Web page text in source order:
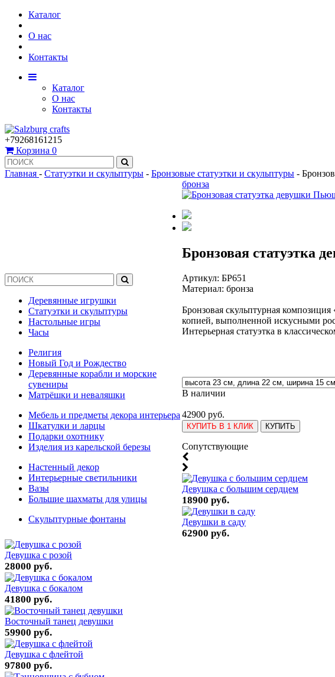
Каталог
О нас
Контакты
Каталог
О нас
Контакты
+79268161215
Корзина 0
Главная - Статуэтки и скульптуры - Бронзовые статуэтки и скульптуры -
Деревянные игрушки
Статуэтки и скульптуры
Настольные игры
Часы
Религия
Новый Год и Рождество
Деревянные корабли и морские
сувениры
Матрёшки и неваляшки
Мебель и предметы декора интерьера
Шкатулки и ларцы
Подарки охотнику
Изделия из карельской березы
Настенный декор
Интерьерные светильники
Вазы
Большие шахматы для улицы
Скульптурные фонтаны
бронза
Бронзовая статуэтка
Артикул: БР651
Материал: бронза
Бронзовая скульптурная
копией, выполненной искусными
Интерьерная статуэтка в
В наличии
42900 руб.
КУПИТЬ В 1 КЛИК КУПИТЬ
Cопутствующие
Девушка с большим сердцем
18900 руб.
Девушки в саду
62900 руб.
Девушка с розой
28000 руб.
Девушка с бокалом
41800 руб.
Восточный танец девушки
59900 руб.
Девушка с флейтой
97800 руб.